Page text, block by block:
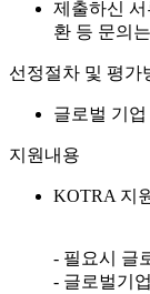
제출하신
환 등 문의
선정절차 및 평가
글로벌 기
지원내용
KOTRA 지
- 필요시 글
- 글로벌기